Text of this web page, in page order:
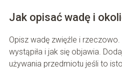
Jak opisać wadę i
Opisz wadę zwięźle i
wystąpiła i jak się objawia.
używania przedmiotu jeśli to